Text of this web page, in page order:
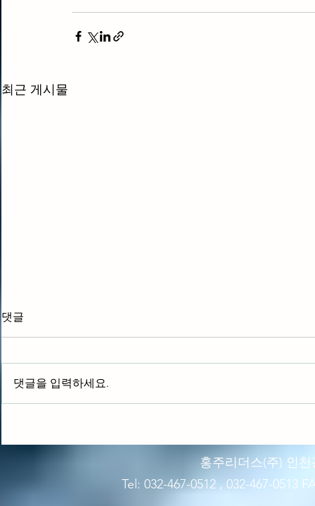
최근 게시물
HWD-HC2200
HWD-2200
댓글
댓글을 입력하세요.
홍주리더스(주)​ 인
Tel: 032-467-0512 , 032-467-0513